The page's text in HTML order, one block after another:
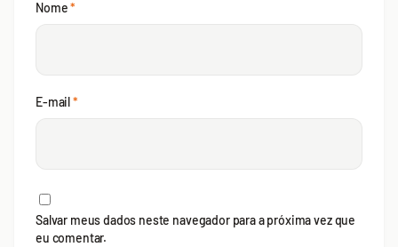
Nome*
E-mail*
Salvar meus dados neste navegador para a próxima vez que
eu comentar.